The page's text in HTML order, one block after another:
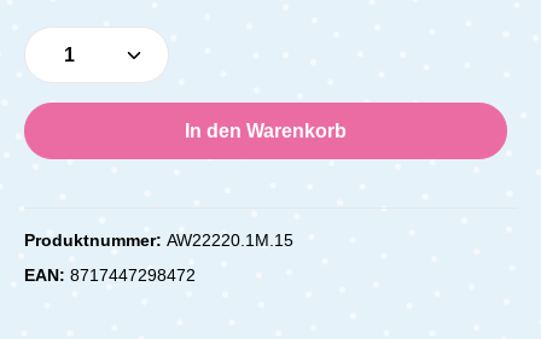
Produkt Anzahl: Gib den gewünschten
In den Warenkorb
Produktnummer: AW22220.1M.15
EAN: 8717447298472